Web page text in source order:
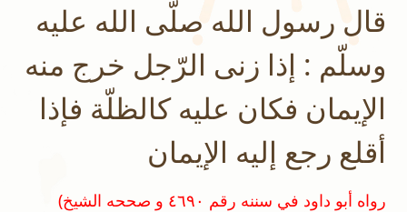
قال رسول الله صلّى الله عليه
وسلّم : إذا زنى الرّجل خرج منه
الإيمان فكان عليه كالظلّة فإذا
أقلع رجع إليه الإيمان
(رواه أبو داود في سننه رقم ٤٦٩٠ و صححه الشيخ